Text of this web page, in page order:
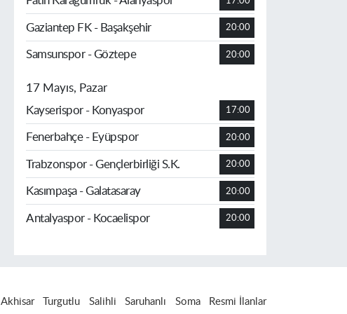
Gaziantep FK - Başakşehir 20:00
Samsunspor - Göztepe 20:00
17 Mayıs, Pazar
Kayserispor - Konyaspor
17:00
Fenerbahçe - Eyüpspor 20:00
Trabzonspor - Gençlerbirliği S.K. 20:00
Kasımpaşa - Galatasaray 20:00
Antalyaspor - Kocaelispor 20:00
Akhisar Turgutlu Salihli Saruhanlı Soma Resmi İlanlar